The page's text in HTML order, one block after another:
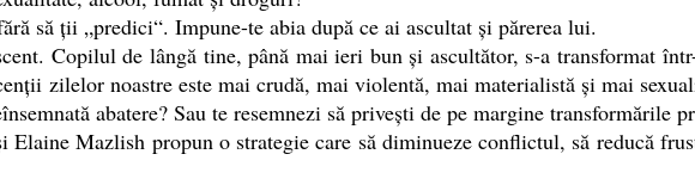
să ții „predici“. Impune-te abia după ce ai ascultat și părerea lui.
Copilul de lângă tine, până mai ieri bun și ascultător, s-a transformat
zilelor noastre este mai crudă, mai violentă, mai materialistă și mai
abatere? Sau te resemnezi să privești de pe margine transformările
Mazlish propun o strategie care să diminueze conflictul, să reducă